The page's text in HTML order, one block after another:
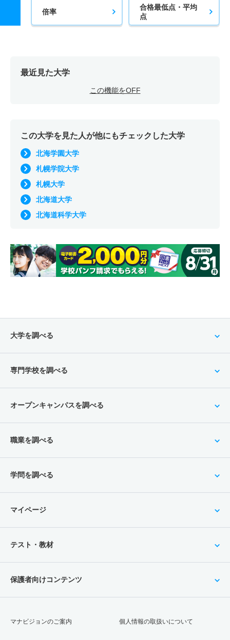
倍率
合格最低点・平均
点
最近見た大学
この機能をOFF
この大学を見た人が他にもチェックした大学
北海学園大学
札幌学院大学
札幌大学
北海道大学
北海道科学大学
大学を調べる
専門学校を調べる
オープンキャンパスを調べる
職業を調べる
学問を調べる
マイページ
テスト・教材
保護者向けコンテンツ
マナビジョンのご案内 個人情報の取扱いについて